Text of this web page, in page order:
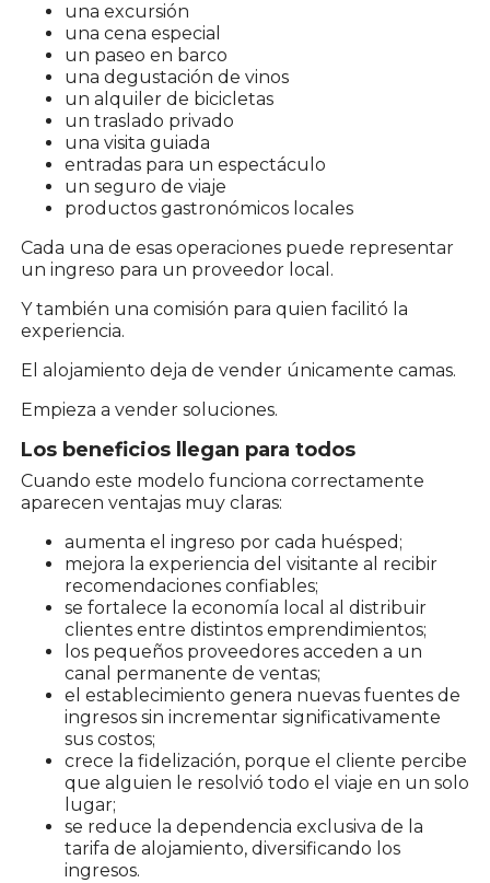
una excursión
una cena especial
un paseo en barco
una degustación de vinos
un alquiler de bicicletas
un traslado privado
una visita guiada
entradas para un espectáculo
un seguro de viaje
productos gastronómicos locales
Cada una de esas operaciones puede representar
un ingreso para un proveedor local.
Y también una comisión para quien facilitó la
experiencia.
El alojamiento deja de vender únicamente camas.
Empieza a vender soluciones.
Los beneficios llegan para todos
Cuando este modelo funciona correctamente
aparecen ventajas muy claras:
aumenta el ingreso por cada huésped;
mejora la experiencia del visitante al recibir
recomendaciones confiables;
se fortalece la economía local al distribuir
clientes entre distintos emprendimientos;
los pequeños proveedores acceden a un
canal permanente de ventas;
el establecimiento genera nuevas fuentes de
ingresos sin incrementar significativamente
sus costos;
crece la fidelización, porque el cliente percibe
que alguien le resolvió todo el viaje en un solo
lugar;
se reduce la dependencia exclusiva de la
tarifa de alojamiento, diversificando los
ingresos.